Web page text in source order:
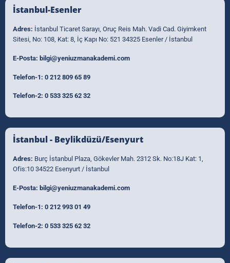
İstanbul-Esenler
Adres: İstanbul Ticaret Sarayı, Oruç Reis Mah. Vadi Cad. Giyimkent
Sitesi, No: 108, Kat: 8, İç Kapı No: 521 34325 Esenler / İstanbul
E-Posta: bilgi@yeniuzmanakademi.com
Telefon-1: 0 212 809 65 89
Telefon-2: 0 533 325 62 32
İstanbul - Beylikdüzü/Esenyurt
Adres: Burç İstanbul Plaza, Gökevler Mah. 2312 Sk. No:18J Kat: 1,
Ofis:10 34522 Esenyurt / İstanbul
E-Posta: bilgi@yeniuzmanakademi.com
Telefon-1: 0 212 993 01 49
Telefon-2: 0 533 325 62 32